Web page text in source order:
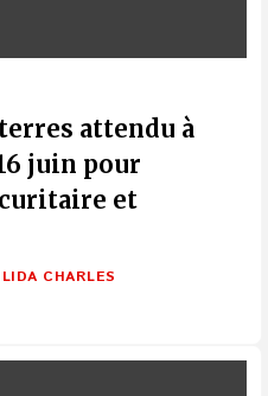
attendu à
juin pour
et
CHARLES